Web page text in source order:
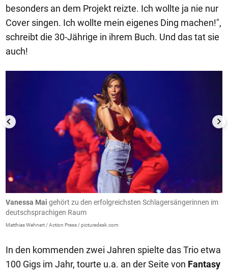
besonders an dem Projekt reizte. Ich wollte ja nie nur
Cover singen. Ich wollte mein eigenes Ding machen!",
schreibt die 30-Jährige in ihrem Buch. Und das tat sie
auch!
Vanessa Mai gehört zu den erfolgreichsten Schlagersängerinnen im
deutschsprachigen Raum
Matthias Wehnert / Action Press / picturedesk.com
In den kommenden zwei Jahren spielte das Trio etwa
100 Gigs im Jahr, tourte u.a. an der Seite von Fantasy